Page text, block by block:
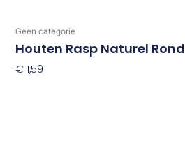
Geen categorie
Houten Rasp Naturel Rond
€ 1,59